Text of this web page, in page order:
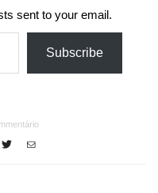
sent to your email.
Subscribe